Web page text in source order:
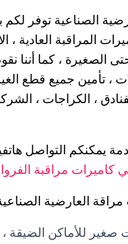
الصناعية توفر
المراقبة العادية ،
الصغيرة ، كما أننا
، تأمين جميع قطع
، الكراجات ،
يمكنكم التواصل
كاميرات مراقبة
العارضية
صغير للأماكن الضيقة ،